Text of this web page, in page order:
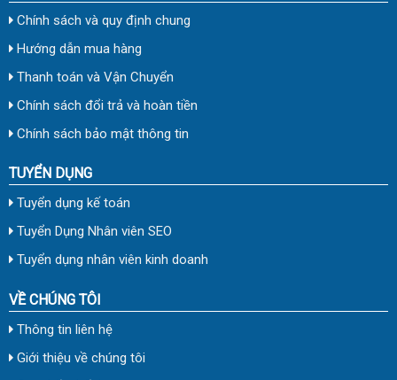
Chính sách và quy định chung
Hướng dẫn mua hàng
Thanh toán và Vận Chuyển
Chính sách đổi trả và hoàn tiền
Chính sách bảo mật thông tin
TUYỂN DỤNG
Tuyển dụng kế toán
Tuyển Dụng Nhân viên SEO
Tuyển dụng nhân viên kinh doanh
VỀ CHÚNG TÔI
Thông tin liên hệ
Giới thiệu về chúng tôi